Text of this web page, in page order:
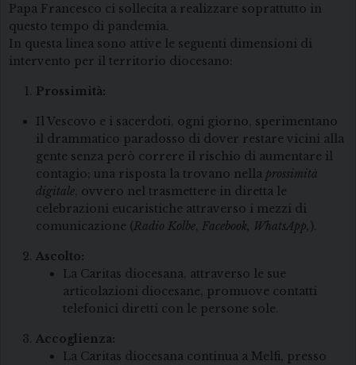
Papa Francesco ci sollecita a realizzare soprattutto in
questo tempo di pandemia.
In questa linea sono attive le seguenti dimensioni di
intervento per il territorio diocesano:
Prossimità:
Il Vescovo e i sacerdoti, ogni giorno, sperimentano
il drammatico paradosso di dover restare vicini alla
gente senza però correre il rischio di aumentare il
contagio; una risposta la trovano nella prossimità
digitale, ovvero nel trasmettere in diretta le
celebrazioni eucaristiche attraverso i mezzi di
comunicazione (Radio Kolbe, Facebook, WhatsApp, ).
Ascolto:
La Caritas diocesana, attraverso le sue
articolazioni diocesane, promuove contatti
telefonici diretti con le persone sole.
Accoglienza:
La Caritas diocesana continua a Melfi, presso